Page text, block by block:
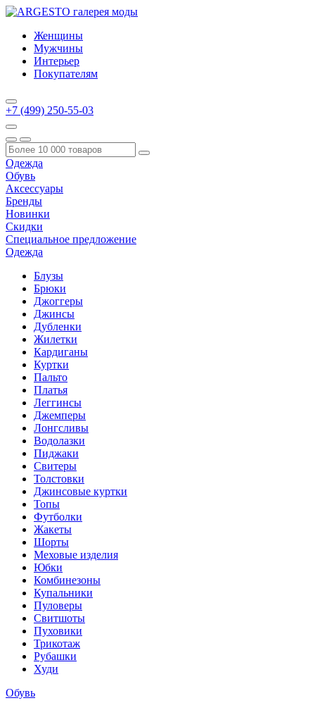
Женщины
Мужчины
Интерьер
Покупателям
+7 (499) 250-55-03
Одежда
Обувь
Аксессуары
Бренды
Новинки
Скидки
Специальное предложение
Одежда
Блузы
Брюки
Джоггеры
Джинсы
Дубленки
Жилетки
Кардиганы
Куртки
Пальто
Платья
Леггинсы
Джемперы
Лонгсливы
Водолазки
Пиджаки
Свитеры
Толстовки
Джинсовые куртки
Топы
Футболки
Жакеты
Шорты
Меховые изделия
Юбки
Комбинезоны
Купальники
Пуловеры
Свитшоты
Пуховики
Трикотаж
Рубашки
Худи
Обувь